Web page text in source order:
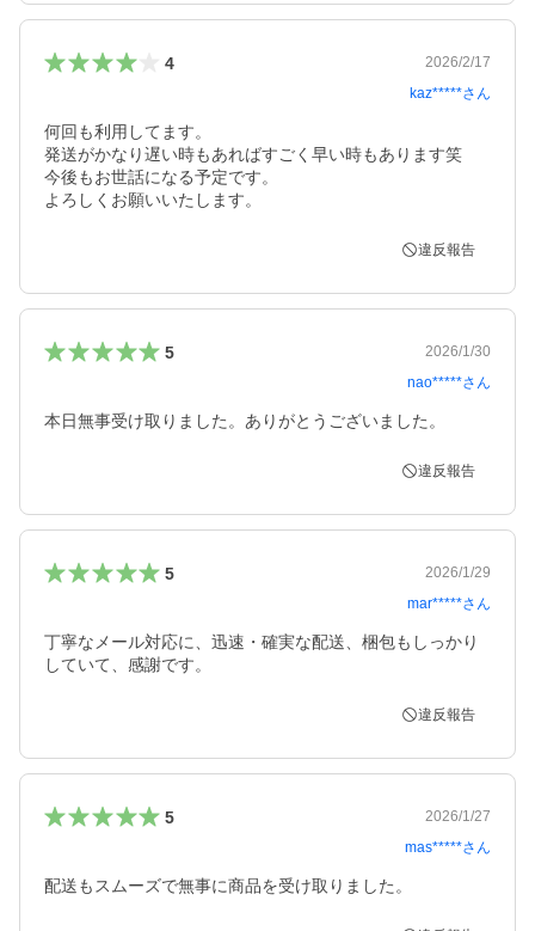
4
2026/2/17
kaz*****さん
何回も利用してます。
発送がかなり遅い時もあればすごく早い時もあります笑
今後もお世話になる予定です。
違反報告
5
2026/1/30
nao*****さん
本日無事受け取りました。ありがとうございました。
違反報告
5
2026/1/29
mar*****さん
丁寧なメール対応に、迅速・確実な配送、梱包もしっかり
していて、感謝です。
違反報告
5
2026/1/27
mas*****さん
配送もスムーズで無事に商品を受け取りました。